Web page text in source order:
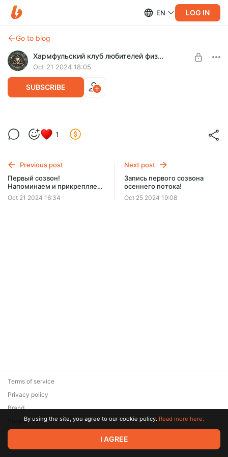
EN LOG IN
Go to blog
Хармфульский клуб любителей физики
Oct 21 2024 18:05
SUBSCRIBE
Начинаем первый созвон!
UNLOCK FOR FREE
7 days free, then $19.5 per month
1
Previous post
Первый созвон!
Напоминаем и прикрепляем
ссылку.
Oct 21 2024 16:34
Next post
Запись первого созвона
осеннего потока!
Oct 25 2024 19:08
© 2026 Zaya Solutions Limited. All rights reserved. All trademarks
are the property of their respective owners.
Terms of service
Privacy policy
Brand
SupportBy using the site, you agree to our cookie policy. Read more here.
I AGREE